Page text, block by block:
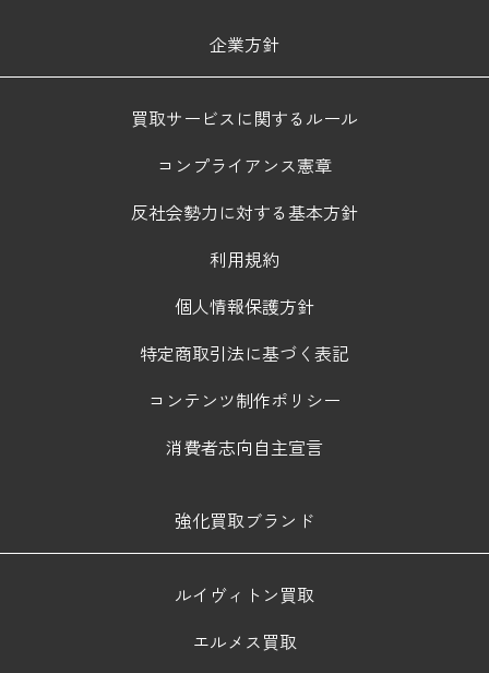
企業方針
買取サービスに関するルール
コンプライアンス憲章
反社会勢力に対する基本方針
利用規約
個人情報保護方針
特定商取引法に基づく表記
コンテンツ制作ポリシー
消費者志向自主宣言
強化買取ブランド
ルイヴィトン買取
エルメス買取